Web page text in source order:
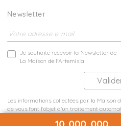
Newsletter
Je souhaite recevoir la Newsletter de
La Maison de l'Artemisia
Les informations collectées par la Maison
de vous font l'objet d'un traitement